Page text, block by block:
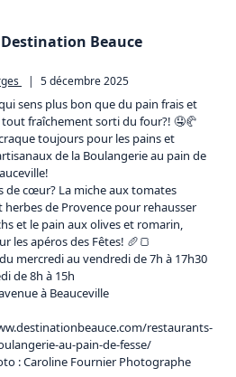
Destination Beauce
| 5 décembre 2025
qui sens plus bon que du pain frais et
fraîchement sorti du four?! 🤤🥐
toujours pour les pains et
de la Boulangerie au pain de
de cœur? La miche aux tomates
herbes de Provence pour rehausser
et le pain aux olives et romarin,
les apéros des Fêtes! 🥖🍞
mercredi au vendredi de 7h à 17h30
de 8h à 15h
à Beauceville
restaurants-
au-pain-de-fesse/
: Caroline Fournier Photographe